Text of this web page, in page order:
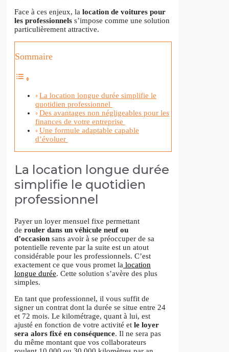
Face à ces enjeux, la location de voitures pour
les professionnels s’impose comme une solution
particulièrement attractive.
Sommaire
La location longue durée simplifie le
quotidien professionnel
Des avantages non négligeables pour les
finances de votre entreprise
Une formule adaptable capable
d’évoluer
La location longue durée
simplifie le quotidien
professionnel
Payer un loyer mensuel fixe permettant
de rouler dans un véhicule neuf ou
d’occasion sans avoir à se préoccuper de sa
potentielle revente par la suite est un atout
considérable pour les professionnels. C’est
exactement ce que vous promet la location
longue durée. Cette solution s’avère des plus
simples.
En tant que professionnel, il vous suffit de
signer un contrat dont la durée se situe entre 24
et 72 mois. Le kilométrage, quant à lui, est
ajusté en fonction de votre activité et le loyer
sera alors fixé en conséquence. Il ne sera pas
du même montant que vos collaborateurs